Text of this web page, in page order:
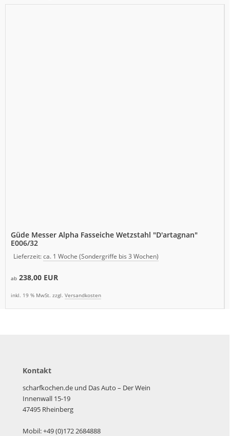
Güde Messer Alpha Fasseiche Wetzstahl "D'artagnan"
E006/32
Lieferzeit:ca. 1 Woche (Sondergriffe bis 3 Wochen)
ab 238,00 EUR
inkl. 19 % MwSt. zzgl. Versandkosten
Kontakt
scharfkochen.de und Das Auto – Der Wein
Innenwall 15-19
47495 Rheinberg
Mobil: +49 (0)172 2684888